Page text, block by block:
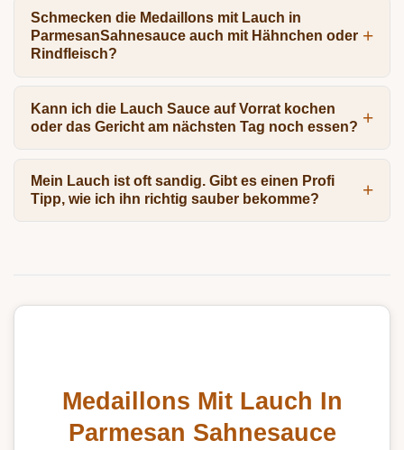
Schmecken die Medaillons mit Lauch in
ParmesanSahnesauce auch mit Hähnchen oder
Rindfleisch?
Kann ich die Lauch Sauce auf Vorrat kochen
oder das Gericht am nächsten Tag noch essen?
Mein Lauch ist oft sandig. Gibt es einen Profi
Tipp, wie ich ihn richtig sauber bekomme?
Medaillons Mit Lauch In
Parmesan Sahnesauce